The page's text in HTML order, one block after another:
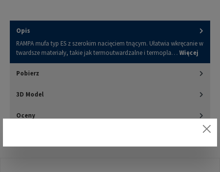
Opis
RAMPA mufa typ ES z szerokim nacięciem tnącym. Ułatwia wkręcanie w
twardsze materiały, takie jak termoutwardzalne i termopla… Więcej
Pobierz
3D Model
Oceny